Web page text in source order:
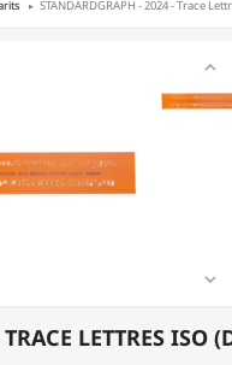
STANDARDGRAPH - 2024 - Trace
LETTRES

